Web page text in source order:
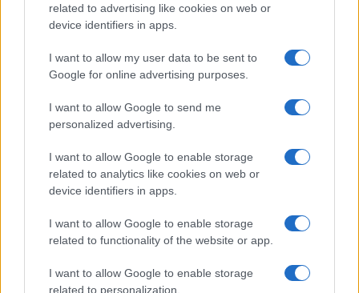
related to advertising like cookies on web or
device identifiers in apps.
I want to allow my user data to be sent to
Google for online advertising purposes.
I want to allow Google to send me
personalized advertising.
I want to allow Google to enable storage
related to analytics like cookies on web or
device identifiers in apps.
I want to allow Google to enable storage
related to functionality of the website or app.
I want to allow Google to enable storage
related to personalization.
LIFESTYLE